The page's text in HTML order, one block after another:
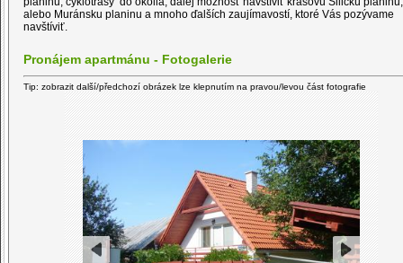
alebo Muránsku planinu a mnoho ďalších zaujímavostí, ktoré Vás pozývame
navštíviť.
Pronájem apartmánu - Fotogalerie
Tip: zobrazit další/předchozí obrázek lze klepnutím na pravou/levou část fotografie